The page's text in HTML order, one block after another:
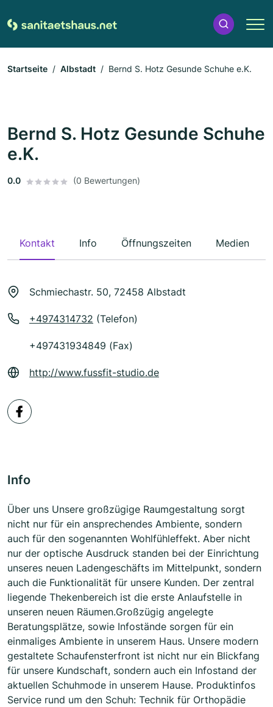
Startseite Albstadt Bernd S. Hotz Gesunde Schuhe e.K.
Bernd S. Hotz Gesunde Schuhe
e.K.
0.0 (0 Bewertungen)
Kontakt Info Öffnungszeiten Medien
Schmiechastr. 50, 72458 Albstadt
+4974314732 (Telefon)
+497431934849 (Fax)
http://www.fussfit-studio.de
Info
Über uns Unsere großzügige Raumgestaltung sorgt
nicht nur für ein ansprechendes Ambiente, sondern
auch für den sogenannten Wohlfühleffekt. Aber nicht
nur der optische Ausdruck standen bei der Einrichtung
unseres neuen Ladengeschäfts im Mittelpunkt, sondern
auch die Funktionalität für unsere Kunden. Der zentral
liegende Thekenbereich ist die erste Anlaufstelle in
unseren neuen Räumen.Großzügig angelegte
Beratungsplätze, sowie Infostände sorgen für ein
einmaliges Ambiente in unserem Haus. Unsere modern
gestaltete Schaufensterfront ist nicht nur ein Blickfang
für unsere Kundschaft, sondern auch ein Infostand der
aktuellen Schuhmode in unserem Hause. Produktinfos
Service rund um den Schuh: Technik für Orthopädie